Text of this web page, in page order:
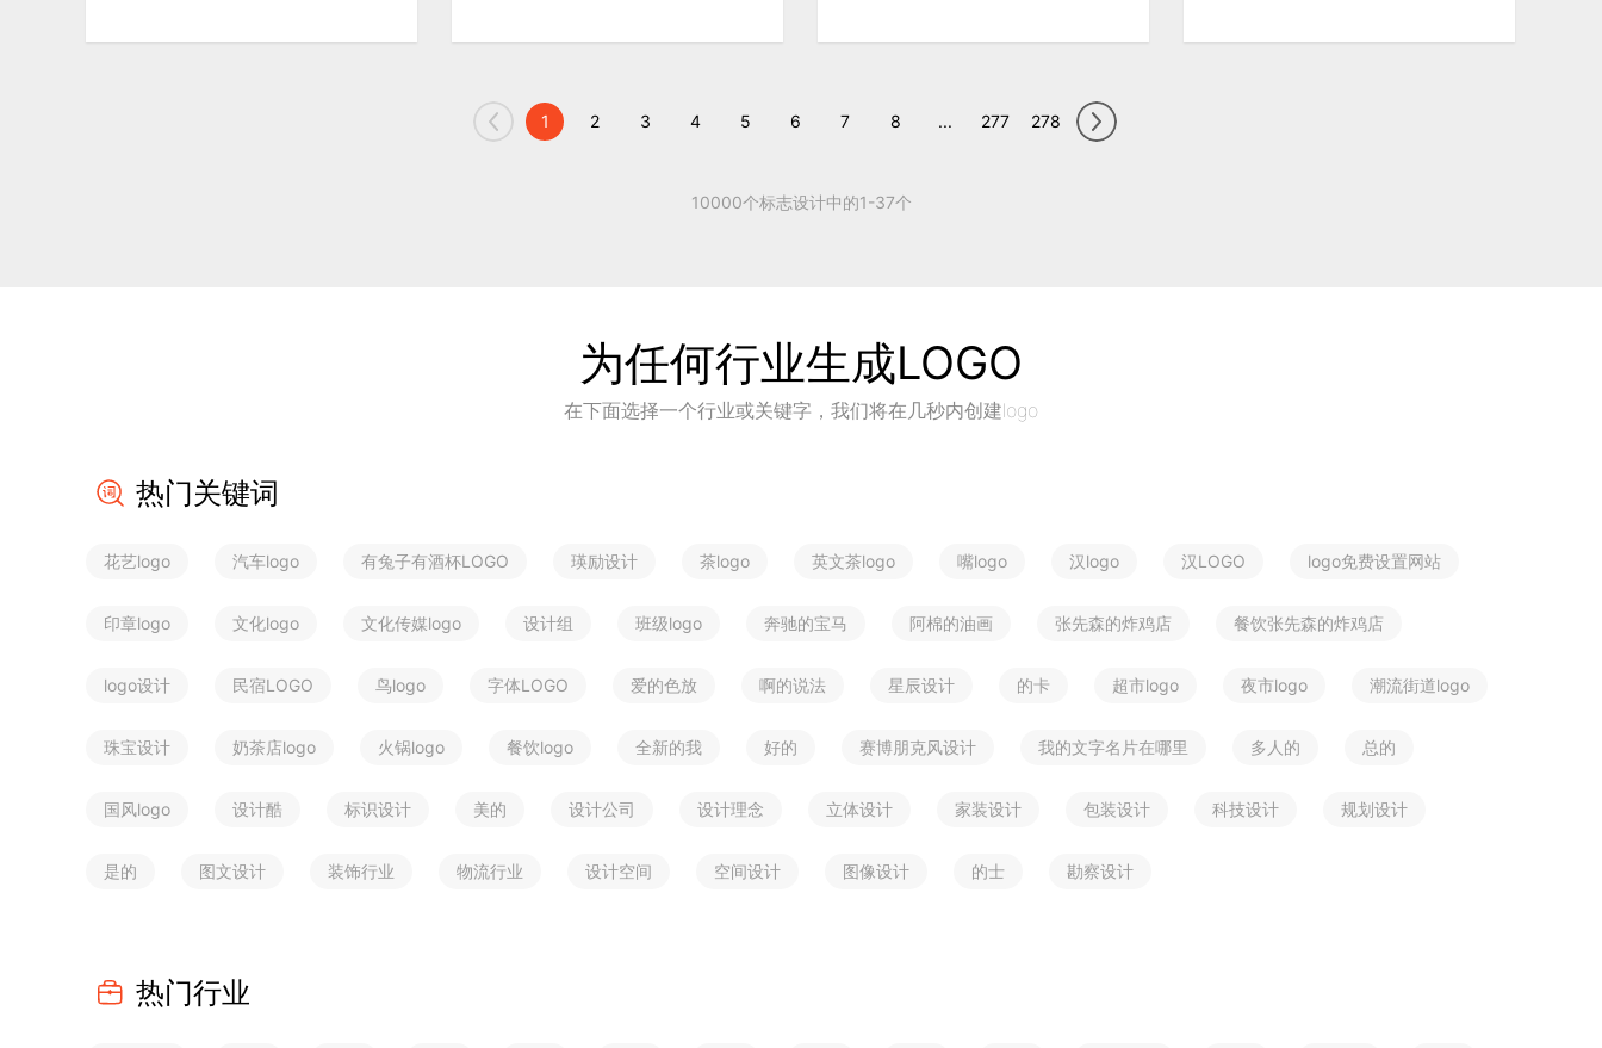
1 2 3 4 5 6 7 8 ... 277 278
10000个标志设计中的1-37个
为任何行业生成LOGO
在下面选择一个行业或关键字，我们将在几秒内创建logo
热门关键词
花艺logo 汽车logo 有兔子有酒杯LOGO 瑛励设计 茶logo 英文茶logo 嘴logo 汉logo 汉LOGO logo免费设置网站
印章logo 文化logo 文化传媒logo 设计组 班级logo 奔驰的宝马 阿棉的油画 张先森的炸鸡店 餐饮张先森的炸鸡店
logo设计 民宿LOGO 鸟logo 字体LOGO 爱的色放 啊的说法 星辰设计 的卡 超市logo 夜市logo 潮流街道logo
珠宝设计 奶茶店logo 火锅logo 餐饮logo 全新的我 好的 赛博朋克风设计 我的文字名片在哪里 多人的 总的
国风logo 设计酷 标识设计 美的 设计公司 设计理念 立体设计 家装设计 包装设计 科技设计 规划设计
是的 图文设计 装饰行业 物流行业 设计空间 空间设计 图像设计 的士 勘察设计
热门行业